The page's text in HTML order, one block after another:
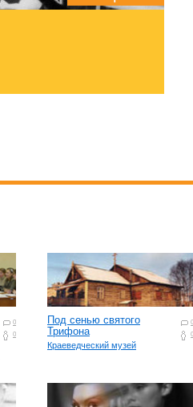
0
0
0
0
Под сенью святого
Трифона
Краеведческий музей